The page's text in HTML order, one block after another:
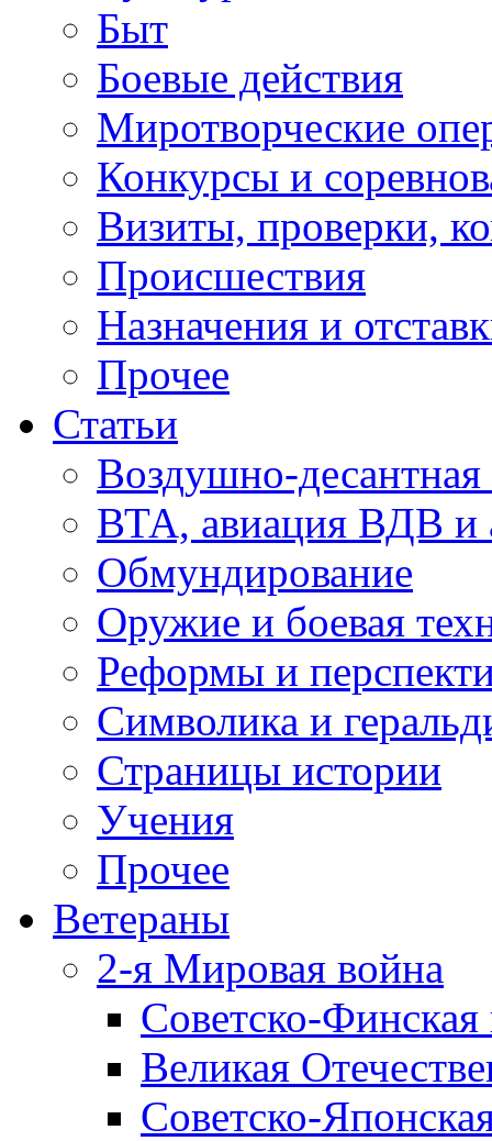
Быт
Боевые действия
Миротворческие
Конкурсы и
Визиты, проверки,
Происшествия
Назначения и
Прочее
Статьи
Воздушно-десантная
ВТА, авиация ВДВ и
Обмундирование
Оружие и боевая
Реформы и
Символика и
Страницы истории
Учения
Прочее
Ветераны
2-я Мировая война
Советско-
Великая
Советско-